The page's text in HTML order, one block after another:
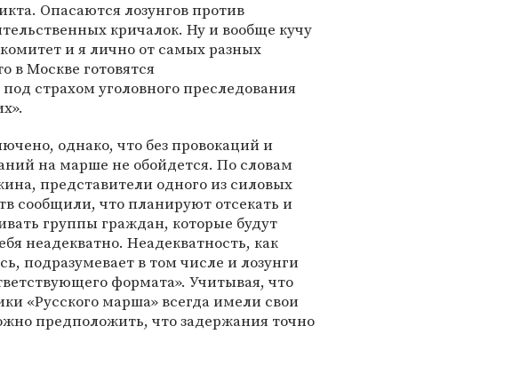
Опасаются лозунгов против
кричалок. Ну и вообще кучу
и я лично от самых разных
Москве готовятся
страхом уголовного преследования
однако, что без провокаций и
на марше не обойдется. По словам
представители одного из силовых
сообщили, что планируют отсекать и
группы граждан, которые будут
неадекватно. Неадекватность, как
подразумевает в том числе и лозунги
формата». Учитывая, что
«Русского марша» всегда имели свои
предположить, что задержания точно